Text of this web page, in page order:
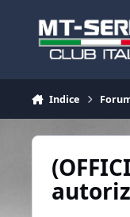
Indice